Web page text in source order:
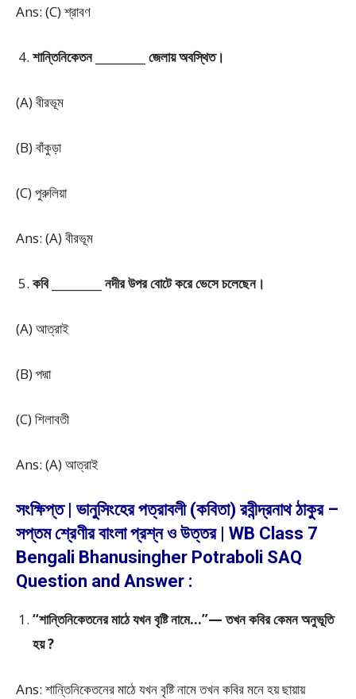
Ans: (C) শ্রাবণ
শান্তিনিকেতন _________ জেলায় অবস্থিত।
(A) বীরভূম
(B) বাঁকুড়া
(C) পুরুলিয়া
Ans: (A) বীরভূম
কবি _________ নদীর উপর বোটে করে ভেসে চলেছেন।
(A) আত্রাই
(B) পদ্মা
(C) শিলাবতী
Ans: (A) আত্রাই
সংক্ষিপ্ত | ভানুসিংহের পত্রাবলী (কবিতা) রবীন্দ্রনাথ ঠাকুর –
সপ্তম শ্রেণীর বাংলা প্রশ্ন ও উত্তর | WB Class 7
Bengali Bhanusingher Potraboli SAQ
Question and Answer :
“শান্তিনিকেতনের মাঠে যখন বৃষ্টি নামে…”— তখন কবির কেমন অনুভূতি
হয় ?
Ans: শান্তিনিকেতনের মাঠে যখন বৃষ্টি নামে তখন কবির মনে হয় ছায়ায়